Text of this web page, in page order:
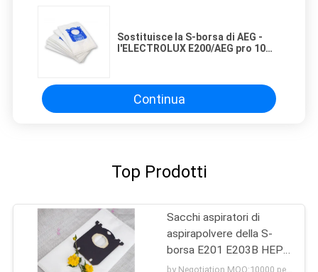
Sostituisce la S-borsa di AEG -
l'ELECTROLUX E200/AEG pro 10
Continua
Top Prodotti
Sacchi aspiratori di
aspirapolvere della S-
borsa E201 E203B HEPA
dell'Electrolux
by Negotiation MOQ:10000 pezzo/pezzi